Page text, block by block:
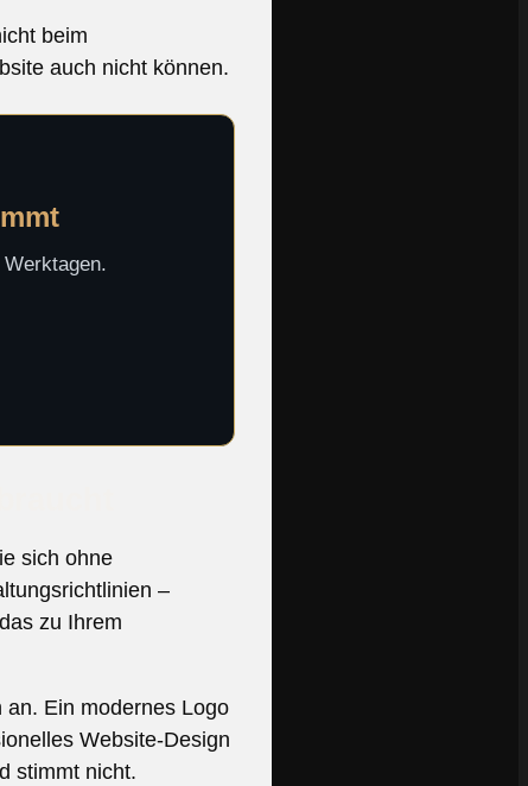
beim
auch nicht können.
sich ohne
–
zu Ihrem
Ein modernes Logo
Website-Design
stimmt nicht.